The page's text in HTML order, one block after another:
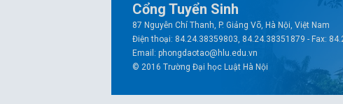
Cổng Tuyển Sinh
87 Nguyễn Chí Thanh, P. Giảng Võ, Hà Nội, Việt Nam
Điện thoại: 84.24.38359803, 84.24.38351879 - Fax:
Email: phongdaotao@hlu.edu.vn
© 2016 Trường Đại học Luật Hà Nội